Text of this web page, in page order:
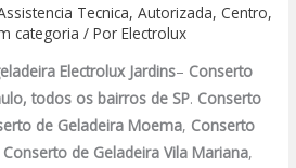
Tecnica,Autorizada,Centro,
categoria / PorElectrolux
Electrolux Jardins– Conserto
todos os bairros de SP. Conserto
de Geladeira Moema, Conserto
Conserto de Geladeira Vila Mariana,